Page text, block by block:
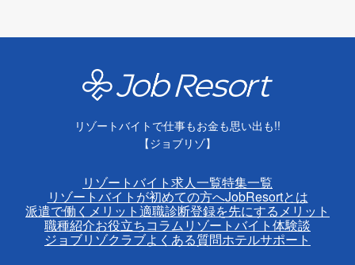
リゾートバイトで仕事もお金も思い出も!!
【ジョブリゾ】
リゾートバイト求人一覧特集一覧
リゾートバイトが初めての方へJobResortとは
派遣で働くメリット適職診断登録を先にするメリット
職種紹介お役立ちコラムリゾートバイト体験談
ジョブリゾクラブよくある質問ホテルサポート